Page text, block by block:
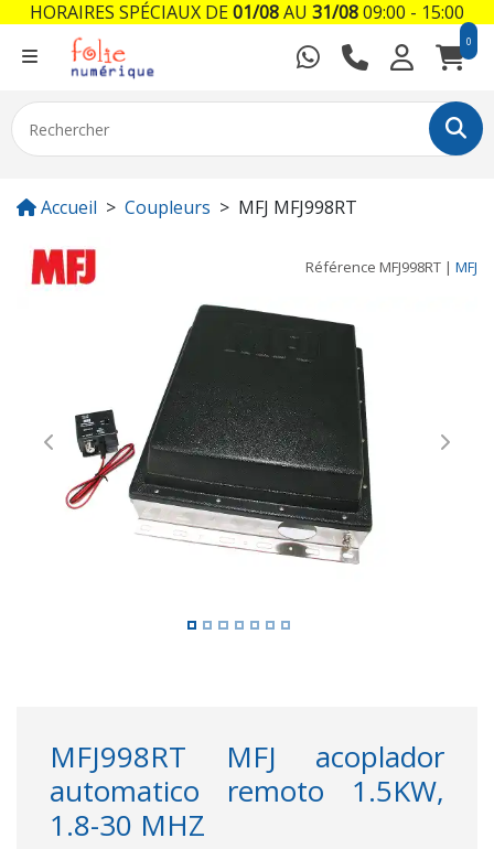
0
Accueil Coupleurs MFJ MFJ998RT
Référence MFJ998RT | MFJ
Previous Next
MFJ998RT MFJ acoplador
automatico remoto 1.5KW,
1.8-30 MHZ
HORAIRES SPÉCIAUX DE01/08AU 31/0809:00 - 15:00